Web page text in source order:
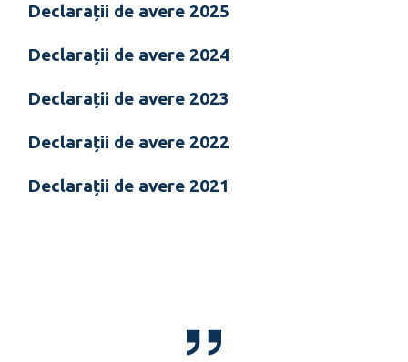
Declarații de avere 2025
Declarații de avere 2024
Declarații de avere 2023
Declarații de avere 2022
Declarații de avere 2021